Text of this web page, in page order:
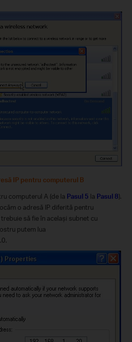
IP pentru computerul B
computerul A (de la Pasul 5 la Pasul 8).
o adresă IP diferită pentru
să fie în acelaşi subnet cu
putem lua